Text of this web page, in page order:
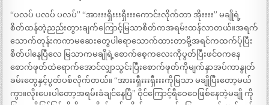
“ပလပ် ပလပ် ပလပ်” “အားးးရှီးးးရှီးးးကောင်းလိုက်တာ အိုးးးး” မချိုရဲ့
စိတ်ထန်တဲ့ညည်းတွားချက်ကြောင့်မြသာစိတ်ကအရမ်းထန်လာတယ်။အရက်
သောက်တုန်းကကာမဆေးတွေပါရောသောက်ထားတာမို့အရင်ကထက်ပ်ုပြီး
စိတ်ပါနေပြီလေ မြသာကမချိုရဲ့စောက်စေ့ကလေးကိုပွတ်ပြီးဖင်ဝကနေ
စောက်ဖုတ်ထဲရောက်အောင်လျှာသွင်းပြီးစောက်ဖုတ်ကိုမျက်နှာအပ်ကာနွုတ်
ခမ်းတွေနှင့်ပွတ်ပစ်လိုက်တယ်။ “အားးရှီးးးရှီးးးကိုမြသာ မချိုပြီးတော့မယ်
ကွာ။လိုးပေးပါတော့အရမ်းခံချင်နေပြီ” ဝိုင်ကြောင့်ရီဝေဝေဖြစ်နေတဲ့မချို ကို